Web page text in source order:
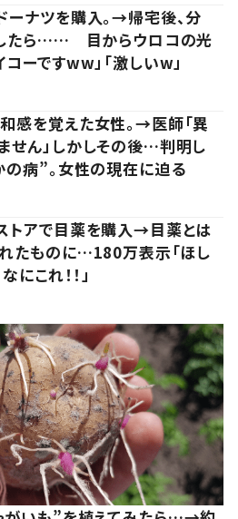
ーナツを購入。→帰宅後、分
たら…… 目からウロコの光
コーですww」「激しいw」
感を覚えた女性。→医師「異
せん」しかしその後…判明し
の病”。女性の現在に迫る
トアで目薬を購入→目薬とは
たものに…180万表示「ほし
なにこれ！！」